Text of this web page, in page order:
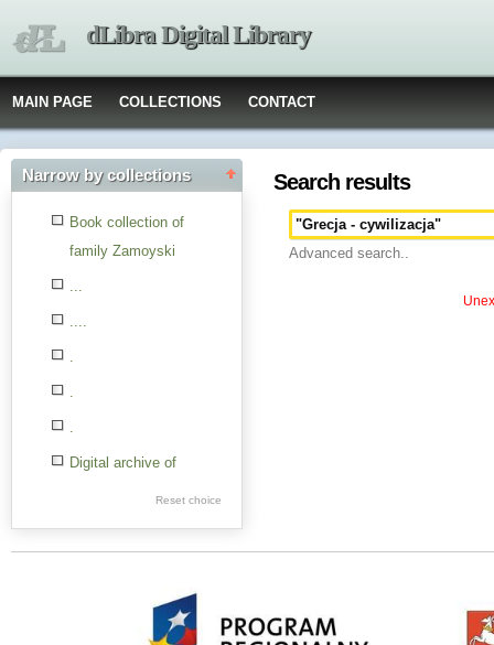
dLibra Digital Library
MAIN PAGE COLLECTIONS CONTACT
Narrow by collections
Book collection of
family Zamoyski
...
....
.
.
.
Digital archive of
Reset choice
Search results
Advanced search..